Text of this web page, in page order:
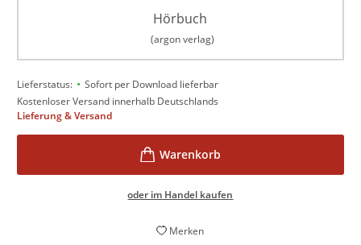
Hörbuch
(argon verlag)
Lieferstatus: • Sofort per Download lieferbar
Kostenloser Versand innerhalb Deutschlands
Lieferung & Versand
oder im Handel kaufen
Merken